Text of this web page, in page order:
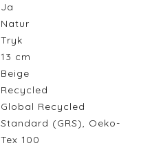
Ja
Natur
Tryk
13 cm
Beige
Recycled
Global Recycled
Standard (GRS), Oeko-
Tex 100